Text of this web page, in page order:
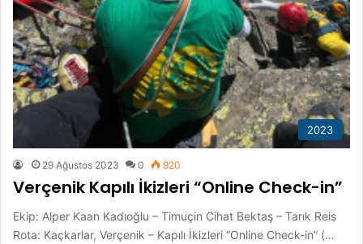
2023
29 Ağustos 2023 0 920
Verçenik Kapılı İkizleri “Online Check-in”
Ekip: Alper Kaan Kadıoğlu – Timuçin Cihat Bektaş – Tarık Reis
Rota: Kaçkarlar, Verçenik – Kapılı İkizleri “Online Check-in” (…